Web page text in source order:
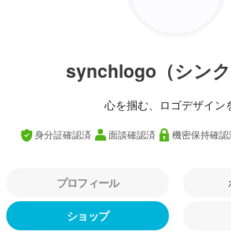
synchlogo（シンク
心を掴む、ロゴデザイン
身分証確認済 面談確認済 機密保持確認
プロフィール
ショップ